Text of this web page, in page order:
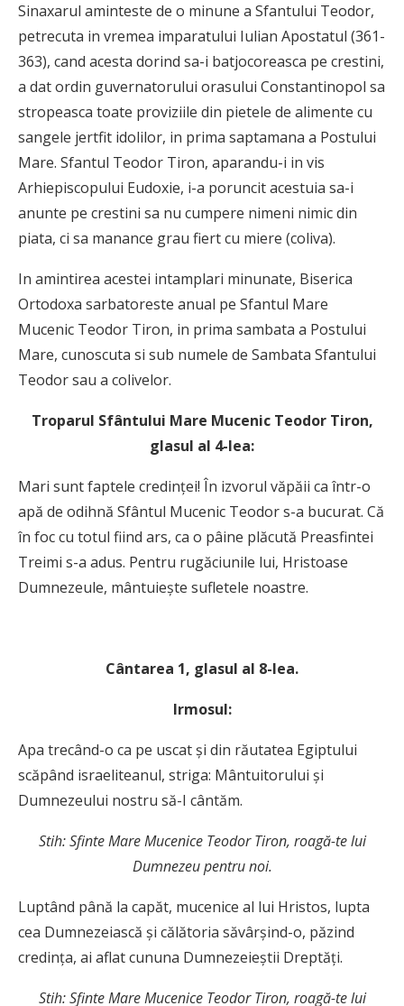
Sinaxarul aminteste de o minune a Sfantului Teodor,
petrecuta in vremea imparatului Iulian Apostatul (361-
363), cand acesta dorind sa-i batjocoreasca pe crestini,
a dat ordin guvernatorului orasului Constantinopol sa
stropeasca toate proviziile din pietele de alimente cu
sangele jertfit idolilor, in prima saptamana a Postului
Mare. Sfantul Teodor Tiron, aparandu-i in vis
Arhiepiscopului Eudoxie, i-a poruncit acestuia sa-i
anunte pe crestini sa nu cumpere nimeni nimic din
piata, ci sa manance grau fiert cu miere (coliva).
In amintirea acestei intamplari minunate, Biserica
Ortodoxa sarbatoreste anual pe Sfantul Mare
Mucenic Teodor Tiron, in prima sambata a Postului
Mare, cunoscuta si sub numele de Sambata Sfantului
Teodor sau a colivelor.
Troparul Sfântului Mare Mucenic Teodor Tiron,
glasul al 4-lea:
Mari sunt faptele credinţei! În izvorul văpăii ca într-o
apă de odihnă Sfântul Mucenic Teodor s-a bucurat. Că
în foc cu totul fiind ars, ca o pâine plăcută Preasfintei
Treimi s-a adus. Pentru rugăciunile lui, Hristoase
Dumnezeule, mântuieşte sufletele noastre.
Cântarea 1, glasul al 8-lea.
Irmosul:
Apa trecând-o ca pe uscat şi din răutatea Egiptului
scăpând israeliteanul, striga: Mântuitorului şi
Dumnezeului nostru să-I cântăm.
Stih: Sfinte Mare Mucenice Teodor Tiron, roagă-te lui
Dumnezeu pentru noi.
Luptând până la capăt, mucenice al lui Hristos, lupta
cea Dumnezeiască şi călătoria săvârşind-o, păzind
credinţa, ai aflat cununa Dumnezeieştii Dreptăţi.
Stih: Sfinte Mare Mucenice Teodor Tiron, roagă-te lui